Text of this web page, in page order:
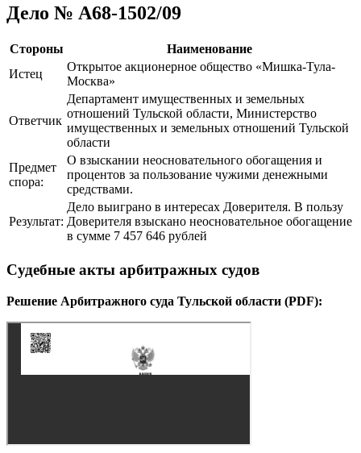
Дело № А68-1502/09
Стороны
Наименование
Истец
Открытое акционерное общество «Мишка-Тула-
Москва»
Ответчик
Департамент имущественных и земельных
отношений Тульской области, Министерство
имущественных и земельных отношений Тульской
области
Предмет
спора:
О взыскании неосновательного обогащения и
процентов за пользование чужими денежными
средствами.
Результат:
Дело выиграно в интересах Доверителя. В пользу
Доверителя взыскано неосновательное обогащение
в сумме 7 457 646 рублей
Судебные акты арбитражных судов
Решение Арбитражного суда Тульской области (PDF):